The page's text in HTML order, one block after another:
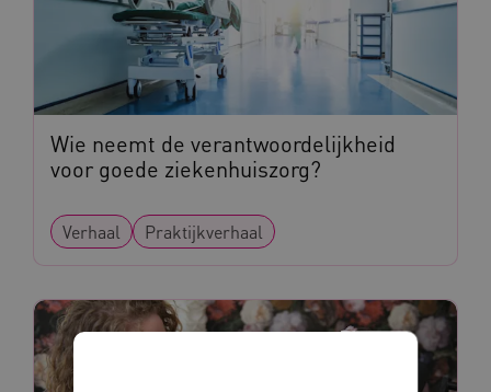
Wie neemt de verantwoordelijkheid
voor goede ziekenhuiszorg?
Verhaal Praktijkverhaal